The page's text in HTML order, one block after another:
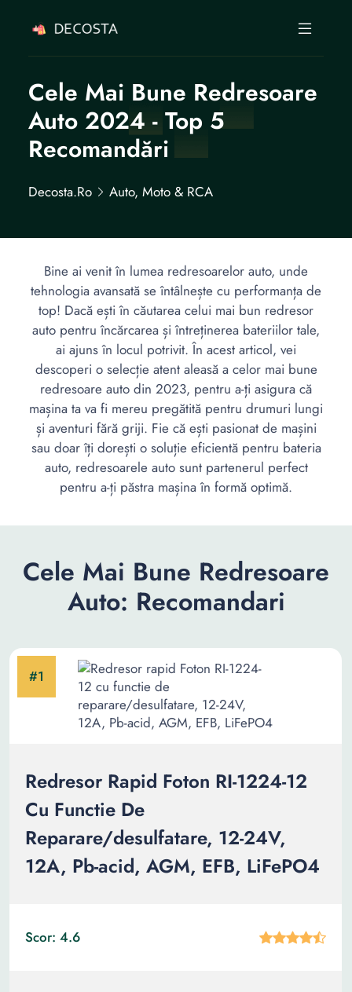
Cele Mai Bune Redresoare
Auto 2024 - Top 5
Recomandări
Decosta.ro Auto, Moto & RCA
Bine ai venit în lumea redresoarelor auto, unde
tehnologia avansată se întâlnește cu performanța de
top! Dacă ești în căutarea celui mai bun redresor
auto pentru încărcarea și întreținerea bateriilor tale,
ai ajuns în locul potrivit. În acest articol, vei
descoperi o selecție atent aleasă a celor mai bune
redresoare auto din 2023, pentru a-ți asigura că
mașina ta va fi mereu pregătită pentru drumuri lungi
și aventuri fără griji. Fie că ești pasionat de mașini
sau doar îți dorești o soluție eficientă pentru bateria
auto, redresoarele auto sunt partenerul perfect
pentru a-ți păstra mașina în formă optimă.
Cele Mai Bune Redresoare
Auto: Recomandari
Redresor Rapid Foton RI-1224-12
Cu Functie De
Reparare/desulfatare, 12-24V,
12A, Pb-acid, AGM, EFB, LiFePO4
Scor: 4.6